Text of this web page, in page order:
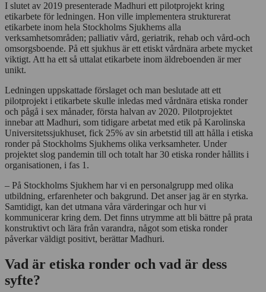
I slutet av 2019 presenterade Madhuri ett pilotprojekt kring
etikarbete för ledningen. Hon ville implementera strukturerat
etikarbete inom hela Stockholms Sjukhems alla
verksamhetsområden; palliativ vård, geriatrik, rehab och vård-och
omsorgsboende. På ett sjukhus är ett etiskt vårdnära arbete mycket
viktigt. Att ha ett så uttalat etikarbete inom äldreboenden är mer
unikt.
Ledningen uppskattade förslaget och man beslutade att ett
pilotprojekt i etikarbete skulle inledas med vårdnära etiska ronder
och pågå i sex månader, första halvan av 2020. Pilotprojektet
innebar att Madhuri, som tidigare arbetat med etik på Karolinska
Universitetssjukhuset, fick 25% av sin arbetstid till att hålla i etiska
ronder på Stockholms Sjukhems olika verksamheter. Under
projektet slog pandemin till och totalt har 30 etiska ronder hållits i
organisationen, i fas 1.
– På Stockholms Sjukhem har vi en personalgrupp med olika
utbildning, erfarenheter och bakgrund. Det anser jag är en styrka.
Samtidigt, kan det utmana våra värderingar och hur vi
kommunicerar kring dem. Det finns utrymme att bli bättre på prata
konstruktivt och lära från varandra, något som etiska ronder
påverkar väldigt positivt, berättar Madhuri.
Vad är etiska ronder och vad är dess
syfte?